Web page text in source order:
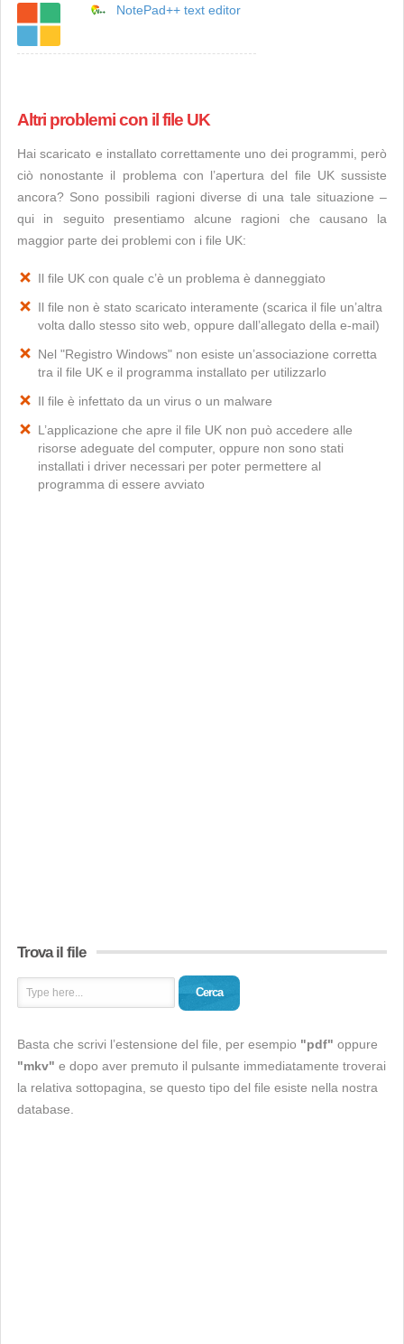
NotePad++ text editor
Altri problemi con il file UK
Hai scaricato e installato correttamente uno dei programmi, però
ciò nonostante il problema con l’apertura del file UK sussiste
ancora? Sono possibili ragioni diverse di una tale situazione –
qui in seguito presentiamo alcune ragioni che causano la
maggior parte dei problemi con i file UK:
Il file UK con quale c’è un problema è danneggiato
Il file non è stato scaricato interamente (scarica il file un’altra
volta dallo stesso sito web, oppure dall’allegato della e-mail)
Nel "Registro Windows" non esiste un’associazione corretta
tra il file UK e il programma installato per utilizzarlo
Il file è infettato da un virus o un malware
L’applicazione che apre il file UK non può accedere alle
risorse adeguate del computer, oppure non sono stati
installati i driver necessari per poter permettere al
programma di essere avviato
Trova il file
Cerca
Basta che scrivi l’estensione del file, per esempio "pdf" oppure
"mkv" e dopo aver premuto il pulsante immediatamente troverai
la relativa sottopagina, se questo tipo del file esiste nella nostra
database.